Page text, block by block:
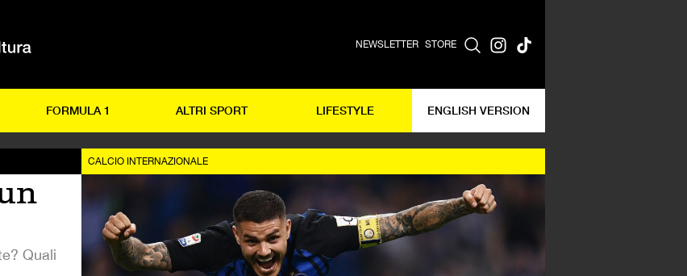
NEWSLETTER STORE
FORMULA 1 ALTRI SPORT LIFESTYLE ENGLISH VERSION
Quali
CALCIO INTERNAZIONALE